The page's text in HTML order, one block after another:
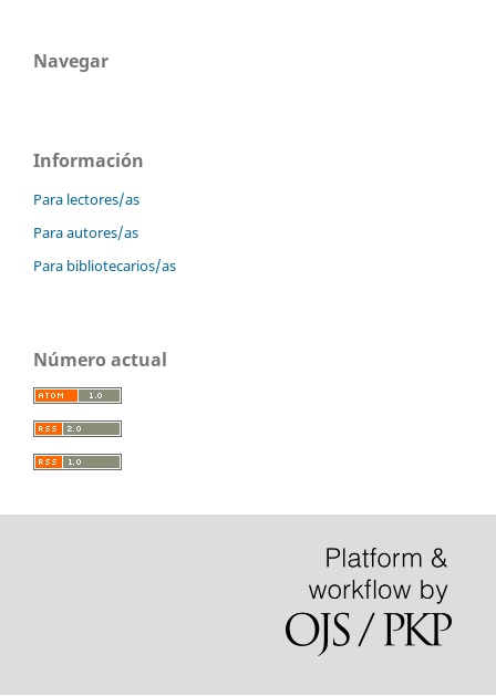
Navegar
Información
Para lectores/as
Para autores/as
Para bibliotecarios/as
Número actual